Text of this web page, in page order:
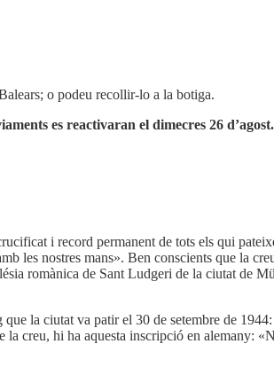
o podeu recollir-lo a la botiga.
es reactivaran el dimecres 26 d’agost.
i record permanent de tots els qui
les nostres mans». Ben conscients que la
romànica de Sant Ludgeri de la ciutat de
la ciutat va patir el 30 de setembre de
creu, hi ha aquesta inscripció en alemany: